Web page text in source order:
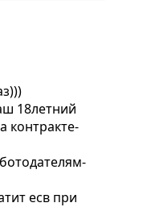
18летний
контракте-
есв при